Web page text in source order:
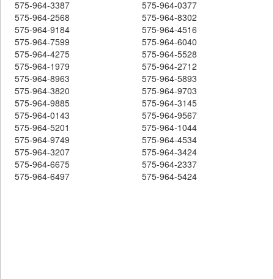
575-964-3387
575-964-0377
575-964-2568
575-964-8302
575-964-9184
575-964-4516
575-964-7599
575-964-6040
575-964-4275
575-964-5528
575-964-1979
575-964-2712
575-964-8963
575-964-5893
575-964-3820
575-964-9703
575-964-9885
575-964-3145
575-964-0143
575-964-9567
575-964-5201
575-964-1044
575-964-9749
575-964-4534
575-964-3207
575-964-3424
575-964-6675
575-964-2337
575-964-6497
575-964-5424